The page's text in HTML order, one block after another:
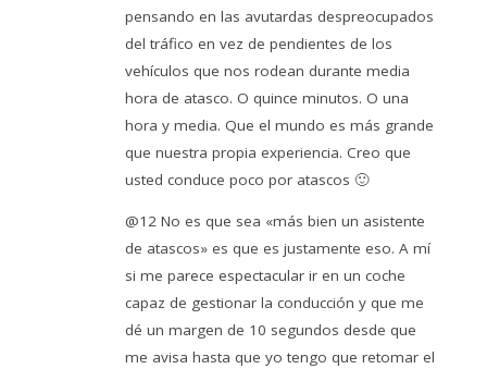
pensando en las avutardas despreocupados
del tráfico en vez de pendientes de los
vehículos que nos rodean durante media
hora de atasco. O quince minutos. O una
hora y media. Que el mundo es más grande
que nuestra propia experiencia. Creo que
usted conduce poco por atascos 🙂
@12 No es que sea «más bien un asistente
de atascos» es que es justamente eso. A mí
si me parece espectacular ir en un coche
capaz de gestionar la conducción y que me
dé un margen de 10 segundos desde que
me avisa hasta que yo tengo que retomar el